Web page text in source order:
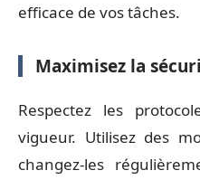
efficace de vos tâches.
Maximisez la
Respectez les
vigueur. Utilisez des
changez-les